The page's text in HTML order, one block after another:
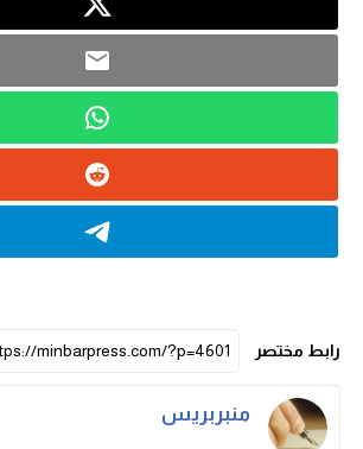
رابط مختصر
منبربريس